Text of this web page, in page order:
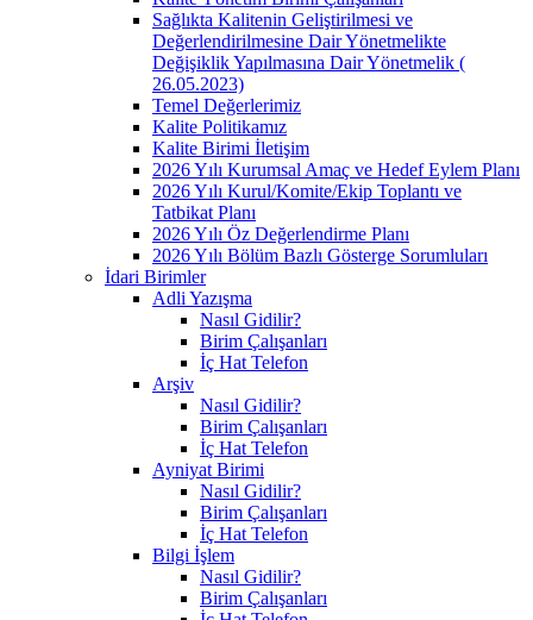
Sağlıkta Kalitenin Geliştirilmesi ve
Değerlendirilmesine Dair Yönetmelikte
Değişiklik Yapılmasına Dair Yönetmelik (
26.05.2023)
Temel Değerlerimiz
Kalite Politikamız
Kalite Birimi İletişim
2026 Yılı Kurumsal Amaç ve Hedef Eylem Planı
2026 Yılı Kurul/Komite/Ekip Toplantı ve
Tatbikat Planı
2026 Yılı Öz Değerlendirme Planı
2026 Yılı Bölüm Bazlı Gösterge Sorumluları
İdari Birimler
Adli Yazışma
Nasıl Gidilir?
Birim Çalışanları
İç Hat Telefon
Arşiv
Nasıl Gidilir?
Birim Çalışanları
İç Hat Telefon
Ayniyat Birimi
Nasıl Gidilir?
Birim Çalışanları
İç Hat Telefon
Bilgi İşlem
Nasıl Gidilir?
Birim Çalışanları